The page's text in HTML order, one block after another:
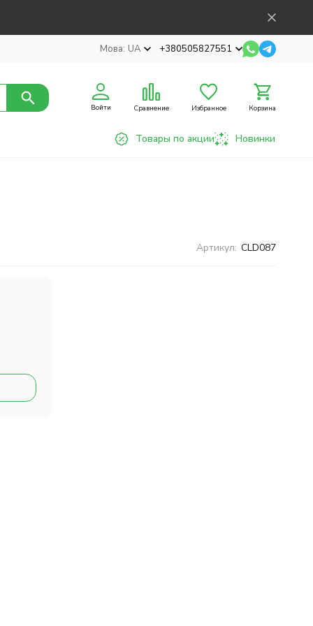
Мова: UA +380505827551
Войти Сравнение Избранное Корзина
Товары по акции Новинки
Артикул: CLD087